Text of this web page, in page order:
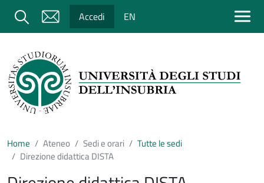
Salta al contenuto principale
Cerca Accedi EN
Home Ateneo Sedi e orari
Tutte le sedi
Direzione didattica DISTA